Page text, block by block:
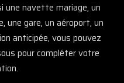
une navette mariage, un
une gare, un aéroport, un
anticipée, vous pouvez
pour compléter votre